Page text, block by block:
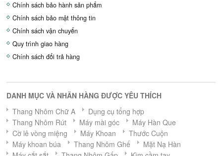
Chính sách bảo hành sản phẩm
Chính sách bảo mật thông tin
Chính sách vận chuyển
Quy trình giao hàng
Chính sách đổi trả hàng
DANH MỤC VÀ NHÃN HÀNG ĐƯỢC YÊU THÍCH
Thang Nhôm Chữ A
Dụng cụ tổng hợp
Thang Nhôm Rút
Máy mài góc
Máy Hàn Que
Cờ lê vòng miệng
Máy Khoan
Thước Cuộn
Máy khoan búa
Thang Nhôm Ghế
Mặt Nạ Hàn